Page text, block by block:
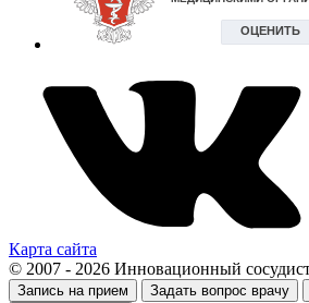
Карта сайта
© 2007 - 2026 Инновационный
Запись на прием Задать вопрос врачу